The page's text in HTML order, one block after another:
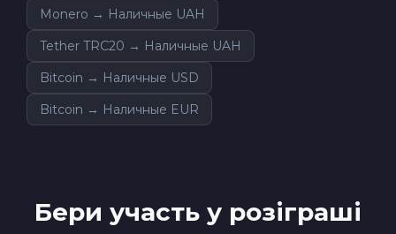
Monero → Наличные UAH
Tether TRC20 → Наличные UAH
Bitcoin → Наличные USD
Bitcoin → Наличные EUR
Бери участь у розіграші